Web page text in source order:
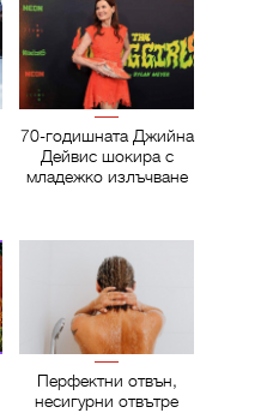
70-годишната Джийна
Дейвис шокира с
младежко излъчване
Перфектни отвън,
несигурни отвътре